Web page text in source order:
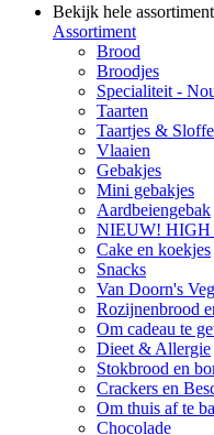
Bekijk hele assortiment
Assortiment
Brood
Broodjes
Specialiteit -
Taarten
Taartjes &
Vlaaien
Gebakjes
Mini gebakjes
Aardbeiengebak
NIEUW! HIGH
Cake en koekjes
Snacks
Van Doorn's
Rozijnenbrood
Om cadeau te
Dieet & Allergie
Stokbrood en
Crackers en
Om thuis af te
Chocolade